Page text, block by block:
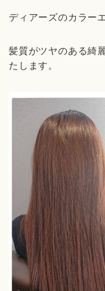
ディアーズのカラー
髪質がツヤのある綺
たします。